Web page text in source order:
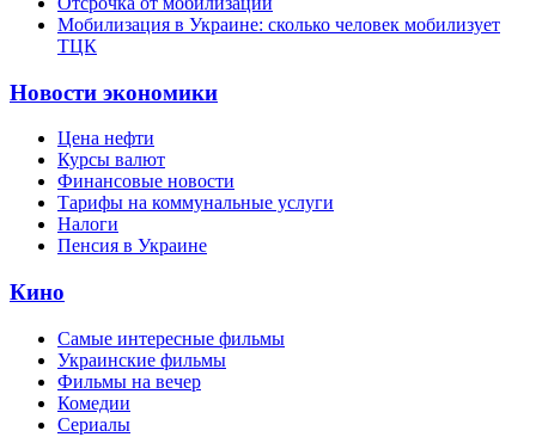
Мобилизация в Украине: сколько человек мобилизует
ТЦК
Новости экономики
Цена нефти
Курсы валют
Финансовые новости
Тарифы на коммунальные услуги
Налоги
Пенсия в Украине
Кино
Самые интересные фильмы
Украинские фильмы
Фильмы на вечер
Комедии
Сериалы